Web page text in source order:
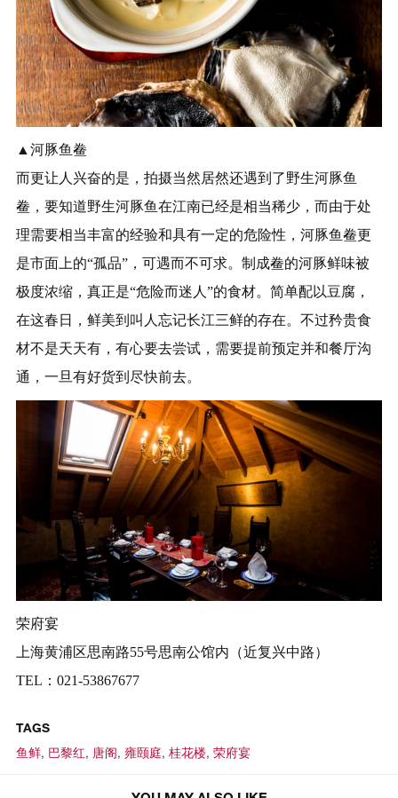
▲河豚鱼鲞
而更让人兴奋的是，拍摄当然居然还遇到了野生河豚鱼
鲞，要知道野生河豚鱼在江南已经是相当稀少，而由于处
理需要相当丰富的经验和具有一定的危险性，河豚鱼鲞更
是市面上的“孤品”，可遇而不可求。制成鲞的河豚鲜味被
极度浓缩，真正是“危险而迷人”的食材。简单配以豆腐，
在这春日，鲜美到叫人忘记长江三鲜的存在。不过矜贵食
材不是天天有，有心要去尝试，需要提前预定并和餐厅沟
通，一旦有好货到尽快前去。
荣府宴
上海黄浦区思南路55号思南公馆内（近复兴中路）
TEL：021-53867677
TAGS
鱼鲜, 巴黎红, 唐阁, 雍颐庭, 桂花楼, 荣府宴